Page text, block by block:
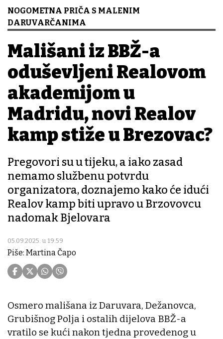
NOGOMETNA PRIČA S MALENIM
DARUVARČANIMA
Mališani iz BBŽ-a
oduševljeni Realovom
akademijom u
Madridu, novi Realov
kamp stiže u Brezovac?
Pregovori su u tijeku, a iako zasad
nemamo službenu potvrdu
organizatora, doznajemo kako će idući
Realov kamp biti upravo u Brzovovcu
nadomak Bjelovara
05.09.2025. u 19:59
Piše: Martina Čapo
Osmero mališana iz Daruvara, Dežanovca,
Grubišnog Polja i ostalih dijelova BBŽ-a
vratilo se kući nakon tjedna provedenog u